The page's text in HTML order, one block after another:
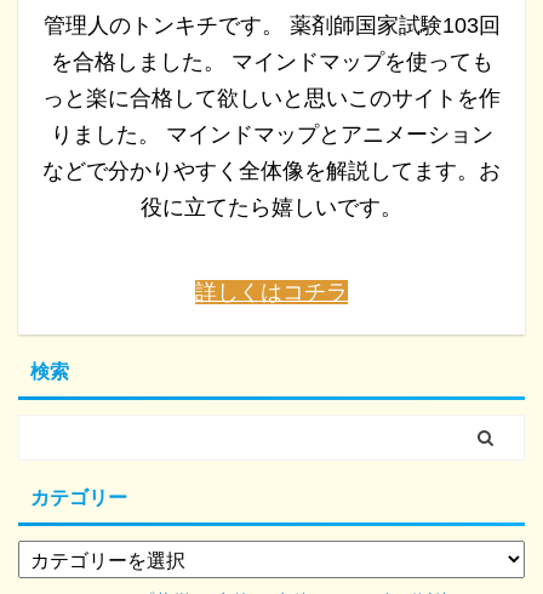
管理人のトンキチです。 薬剤師国家試験103回
を合格しました。 マインドマップを使っても
っと楽に合格して欲しいと思いこのサイトを作
りました。 マインドマップとアニメーション
などで分かりやすく全体像を解説してます。お
役に立てたら嬉しいです。
詳しくはコチラ
検索
カテゴリー